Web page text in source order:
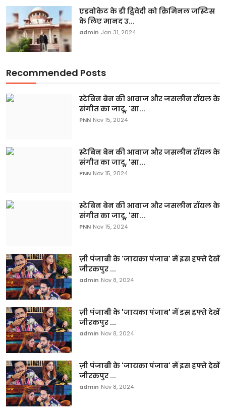
एडवोकेट के डी द्विवेदी को क्रिमिनल जस्टिस
के लिए मानद उ...
admin Jan 31, 2024
Recommended Posts
स्टेबिन बेन की आवाज और जसलीन रॉयल के
संगीत का जादू, 'सा...
PNN Nov 15, 2024
स्टेबिन बेन की आवाज और जसलीन रॉयल के
संगीत का जादू, 'सा...
PNN Nov 15, 2024
स्टेबिन बेन की आवाज और जसलीन रॉयल के
संगीत का जादू, 'सा...
PNN Nov 15, 2024
ज़ी पंजाबी के 'जायका पंजाब' में इस हफ्ते देखें
जीरकपुर ...
admin Nov 8, 2024
ज़ी पंजाबी के 'जायका पंजाब' में इस हफ्ते देखें
जीरकपुर ...
admin Nov 8, 2024
ज़ी पंजाबी के 'जायका पंजाब' में इस हफ्ते देखें
जीरकपुर ...
admin Nov 8, 2024